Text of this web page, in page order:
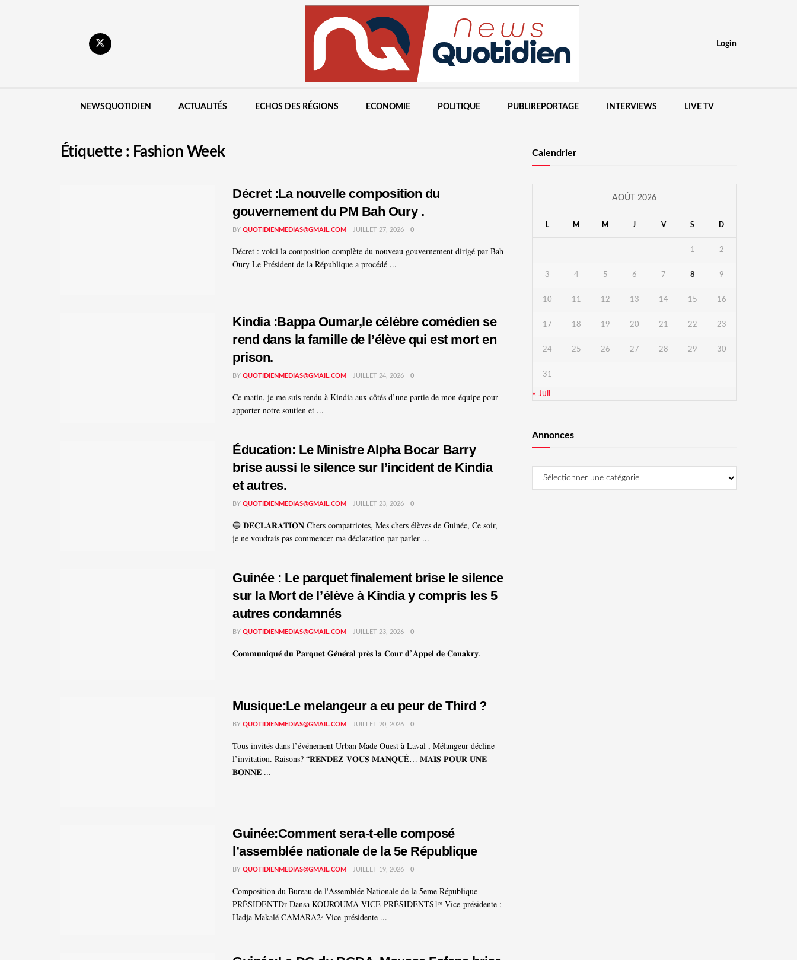
Login
NEWSQUOTIDIEN ACTUALITÉS ECHOS DES RÉGIONS ECONOMIE POLITIQUE PUBLIREPORTAGE INTERVIEWS LIVE TV
Étiquette : Fashion Week
Décret :La nouvelle composition du
gouvernement du PM Bah Oury .
BY QUOTIDIENMEDIAS@GMAIL.COM JUILLET 27, 2026 0
Décret : voici la composition complète du nouveau gouvernement dirigé par Bah
Oury Le Président de la République a procédé ...
Kindia :Bappa Oumar,le célèbre comédien se
rend dans la famille de l’élève qui est mort en
prison.
BY QUOTIDIENMEDIAS@GMAIL.COM JUILLET 24, 2026 0
Ce matin, je me suis rendu à Kindia aux côtés d’une partie de mon équipe pour
apporter notre soutien et ...
Éducation: Le Ministre Alpha Bocar Barry
brise aussi le silence sur l’incident de Kindia
et autres.
BY QUOTIDIENMEDIAS@GMAIL.COM JUILLET 23, 2026 0
🔵 𝐃𝐄́𝐂𝐋𝐀𝐑𝐀𝐓𝐈𝐎𝐍 Chers compatriotes, Mes chers élèves de Guinée, Ce soir,
je ne voudrais pas commencer ma déclaration par parler ...
Guinée : Le parquet finalement brise le silence
sur la Mort de l’élève à Kindia y compris les 5
autres condamnés
BY QUOTIDIENMEDIAS@GMAIL.COM JUILLET 23, 2026 0
𝐂𝐨𝐦𝐦𝐮𝐧𝐢𝐪𝐮𝐞́ 𝐝𝐮 𝐏𝐚𝐫𝐪𝐮𝐞𝐭 𝐆𝐞́𝐧𝐞́𝐫𝐚𝐥 𝐩𝐫𝐞̀𝐬 𝐥𝐚 𝐂𝐨𝐮𝐫 𝐝’𝐀𝐩𝐩𝐞𝐥 𝐝𝐞 𝐂𝐨𝐧𝐚𝐤𝐫𝐲.
Musique:Le melangeur a eu peur de Third ?
BY QUOTIDIENMEDIAS@GMAIL.COM JUILLET 20, 2026 0
Tous invités dans l’événement Urban Made Ouest à Laval , Mélangeur décline
l’invitation. Raisons? “𝐑𝐄𝐍𝐃𝐄𝐙-𝐕𝐎𝐔𝐒 𝐌𝐀𝐍𝐐𝐔É… 𝐌𝐀𝐈𝐒 𝐏𝐎𝐔𝐑 𝐔𝐍𝐄
𝐁𝐎𝐍𝐍𝐄 ...
Guinée:Comment sera-t-elle composé
l’assemblée nationale de la 5e République
BY QUOTIDIENMEDIAS@GMAIL.COM JUILLET 19, 2026 0
Composition du Bureau de l'Assemblée Nationale de la 5eme République
PRÉSIDENTDr Dansa KOUROUMA VICE-PRÉSIDENTS1ʳᵉ Vice-présidente :
Hadja Makalé CAMARA2ᵉ Vice-présidente ...
Calendrier
AOÛT 2026
L M M J V S D
1 2
3 4 5 6 7 8 9
10 11 12 13 14 15 16
17 18 19 20 21 22 23
24 25 26 27 28 29 30
31
« Juil
Annonces